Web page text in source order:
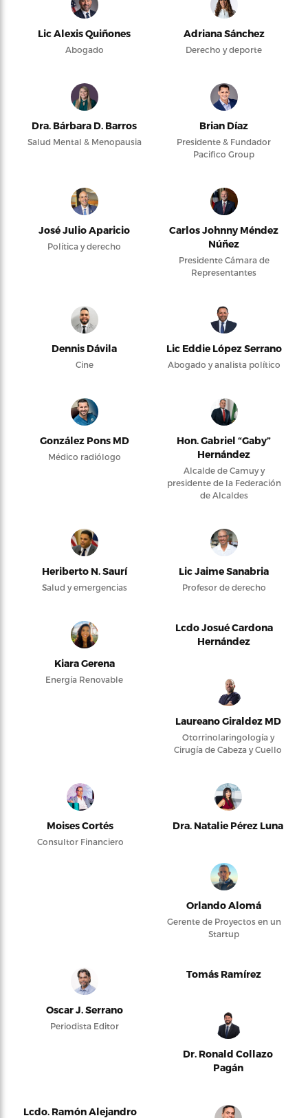
Lic Alexis Quiñones
Abogado
Adriana Sánchez
Derecho y deporte
Dra. Bárbara D. Barros
Salud Mental & Menopausia
Brian Díaz
Presidente & Fundador
Pacifico Group
José Julio Aparicio
Política y derecho
Carlos Johnny Méndez
Núñez
Presidente Cámara de
Representantes
Dennis Dávila
Cine
Lic Eddie López Serrano
Abogado y analista político
González Pons MD
Médico radiólogo
Hon. Gabriel “Gaby”
Hernández
Alcalde de Camuy y
presidente de la Federación
de Alcaldes
Heriberto N. Saurí
Salud y emergencias
Lic Jaime Sanabria
Profesor de derecho
Kiara Gerena
Energía Renovable
Lcdo Josué Cardona
Hernández
Laureano Giraldez MD
Otorrinolaringología y
Cirugía de Cabeza y Cuello
Moises Cortés
Consultor Financiero
Dra. Natalie Pérez Luna
Orlando Alomá
Gerente de Proyectos en un
Startup
Oscar J. Serrano
Periodista Editor
Tomás Ramírez
Dr. Ronald Collazo
Pagán
Lcdo. Ramón Alejandro